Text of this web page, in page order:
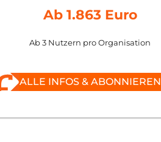
Ab 1.863 Euro
Ab 3 Nutzern pro Organisation
ALLE INFOS & ABONNIEREN